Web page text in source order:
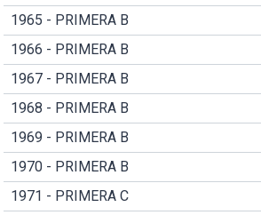
1965 - PRIMERA B
1966 - PRIMERA B
1967 - PRIMERA B
1968 - PRIMERA B
1969 - PRIMERA B
1970 - PRIMERA B
1971 - PRIMERA C